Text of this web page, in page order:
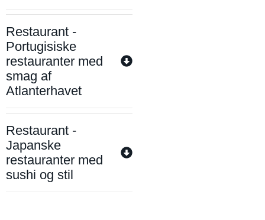
Restaurant -
Portugisiske
restauranter med
smag af
Atlanterhavet
Restaurant -
Japanske
restauranter med
sushi og stil